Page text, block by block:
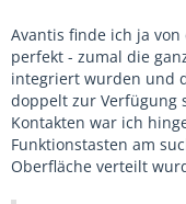
Avantis finde ich ja
perfekt - zumal die
integriert wurden und
doppelt zur Verfügung
Kontakten war ich
Funktionstasten am
Oberfläche verteilt